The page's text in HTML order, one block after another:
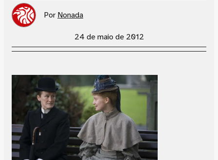
Por Nonada
24 de maio de 2012